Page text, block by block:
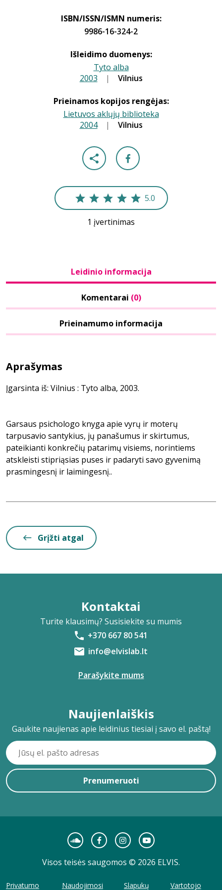
ISBN/ISSN/ISMN numeris:
9986-16-324-2
Išleidimo duomenys:
Tyto alba
2003 | Vilnius
Prieinamos kopijos rengėjas:
Lietuvos aklųjų biblioteka
2004 | Vilnius
5.0
1 įvertinimas
Leidinio informacija
Komentarai (0)
Prieinamumo informacija
Aprašymas
Įgarsinta iš: Vilnius : Tyto alba, 2003.
Garsaus psichologo knyga apie vyrų ir moterų
tarpusavio santykius, jų panašumus ir skirtumus,
pateikianti konkrečių patarimų visiems, norintiems
atskleisti stipriąsias puses ir padaryti savo gyvenimą
prasmingesnį ir laimingesnį..
Grįžti atgal
Kontaktai
Turite klausimų? Susisiekite su mumis
+370 667 80 541
info@elvislab.lt
Parašykite mums
Naujienlaiškis
Gaukite naujienas apie leidinius tiesiai į savo el. paštą!
Prenumeruoti
Visos teisės saugomos © 2026 ELVIS.
Privatumo Naudojimosi Slapukų Vartotojo